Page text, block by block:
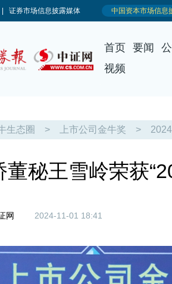
首页 要闻
视频
生态圈 > 上市公司金牛奖 >
董秘王雪岭荣获
网 2024-11-01 18:41